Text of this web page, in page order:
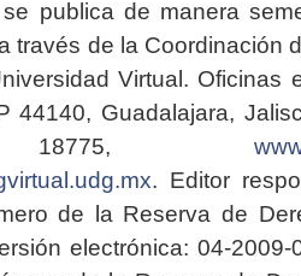
publica de manera
través de la Coordinación
Virtual. Oficinas
44140, Guadalajara,
. Editor
de la Reserva de
electrónica: 04-2009-